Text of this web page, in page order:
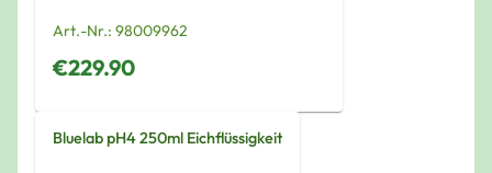
Art.-Nr.: 98009962
€229.90
Bluelab pH4 250ml Eichflüssigkeit